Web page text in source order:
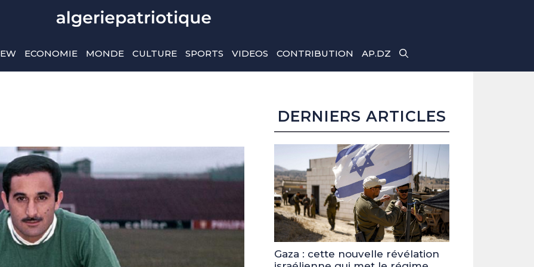
ECONOMIE MONDE CULTURE SPORTS VIDEOS CONTRIBUTION AP.DZ
DERNIERS ARTICLES
Gaza : cette nouvelle révélation